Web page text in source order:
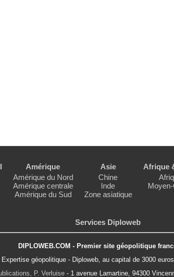
Amérique
Amérique du Nord
Amérique centrale
Amérique du Sud
Asie
Chine
Inde
Zone asiatique
Afrique
Services Diploweb
DIPLOWEB.COM - Premier site géopolitique
géopolitique - Diploweb, au capital de 3000 euros.
P. Verluise - 1 avenue Lamartine, 94300